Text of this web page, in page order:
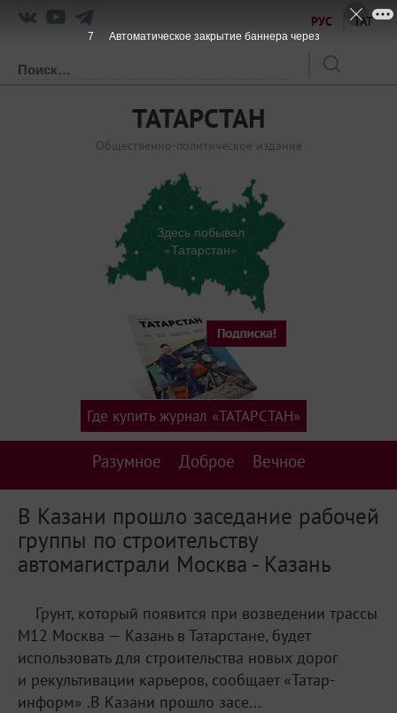
РУС ТАТ
ТАТАРСТАН
Общественно-политическое издание
Здесь побывал
«Татарстан»
Разумное Доброе Вечное
Где купить журнал «ТАТАРСТАН»
В Казани прошло заседание рабочей
группы по строительству
автомагистрали Москва - Казань
Грунт, который появится при возведении трассы
М12 Москва — Казань в Татарстане, будет
использовать для строительства новых дорог
и рекультивации карьеров, сообщает «Татар-
информ» .В Казани прошло засе...
7 Автоматическое закрытие баннера через